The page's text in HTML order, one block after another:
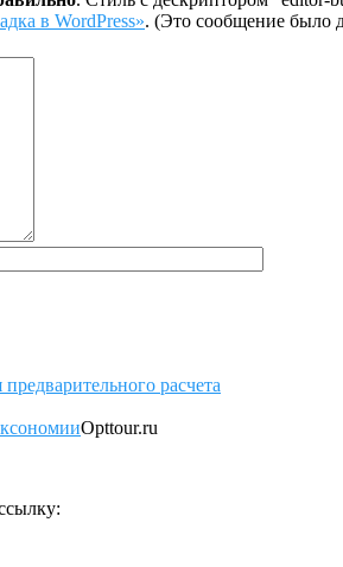
в WordPress». (Это сообщение было
Opttour.ru